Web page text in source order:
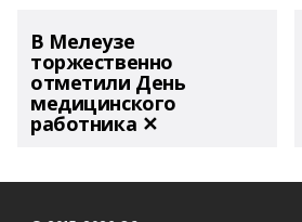
В Мелеузе
торжественно
отметили День
медицинского
работника ✕